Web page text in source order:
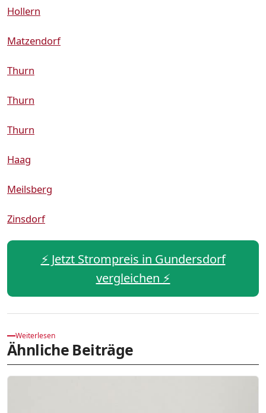
Hollern
Matzendorf
Thurn
Thurn
Thurn
Haag
Meilsberg
Zinsdorf
⚡️ Jetzt Strompreis in Gundersdorf
vergleichen ⚡️
Weiterlesen
Ähnliche Beiträge